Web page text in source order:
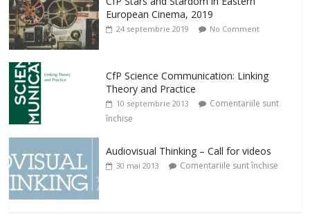
European Cinema, 2019
24 septembrie 2019 No Comment
CfP Science Communication: Linking
Theory and Practice
10 septembrie 2013
Comentariile sunt
închise
Audiovisual Thinking – Call for videos
30 mai 2013 Comentariile sunt închise